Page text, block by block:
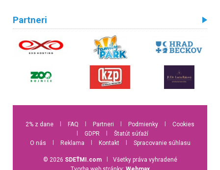
Partneri
2% z dane FAQ Partneri Podmienky
Cookies
GDPR
Štatút súťaží
O nás
Reklama Kontakt Spracovanie súhlasu
© 2026 SDEŤMI.com
Všetky práva vyhradené